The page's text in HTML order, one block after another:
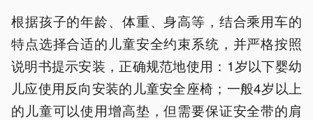
根据孩子的年龄、体重、身高等，结合乘用车的
特点选择合适的儿童安全约束系统，并严格按照
说明书提示安装，正确规范地使用：1岁以下婴幼
儿应使用反向安装的儿童安全座椅；一般4岁以上
的儿童可以使用增高垫，但需要保证安全带的肩